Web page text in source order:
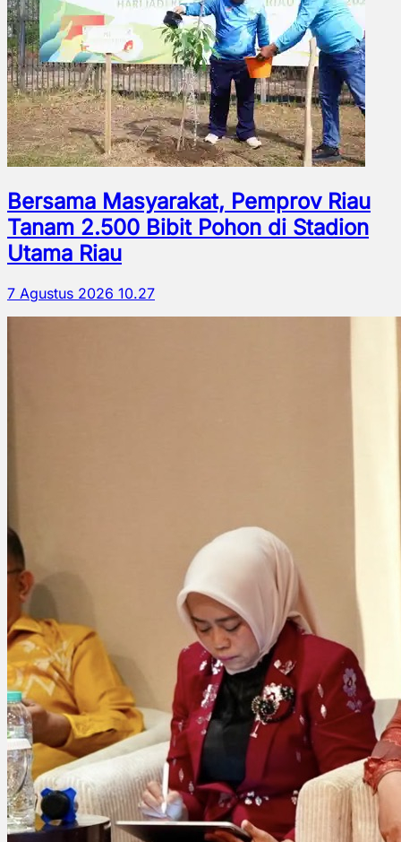
Bersama Masyarakat, Pemprov Riau
Tanam 2.500 Bibit Pohon di Stadion
Utama Riau
7 Agustus 2026 10.27